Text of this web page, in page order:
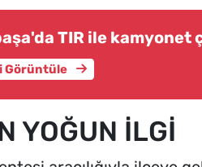
TIR ile kamyonet
Görüntüle
YOĞUN İLGİ